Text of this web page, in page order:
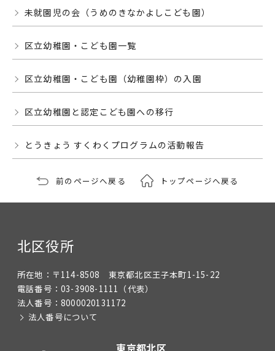
未就園児の会（うめのきなかよしこども園）
区立幼稚園・こども園一覧
区立幼稚園・こども園（幼稚園枠）の入園
区立幼稚園と認定こども園への移行
とうきょう すくわくプログラムの活動報告
前のページへ戻る トップページへ戻る
北区役所
所在地： 〒114-8508 東京都北区王子本町1-15-22
電話番号： 03-3908-1111 （代表）
法人番号： 8000020131172
法人番号について